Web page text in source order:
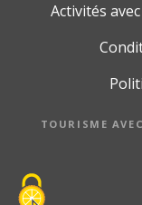
Activités
TOURISME